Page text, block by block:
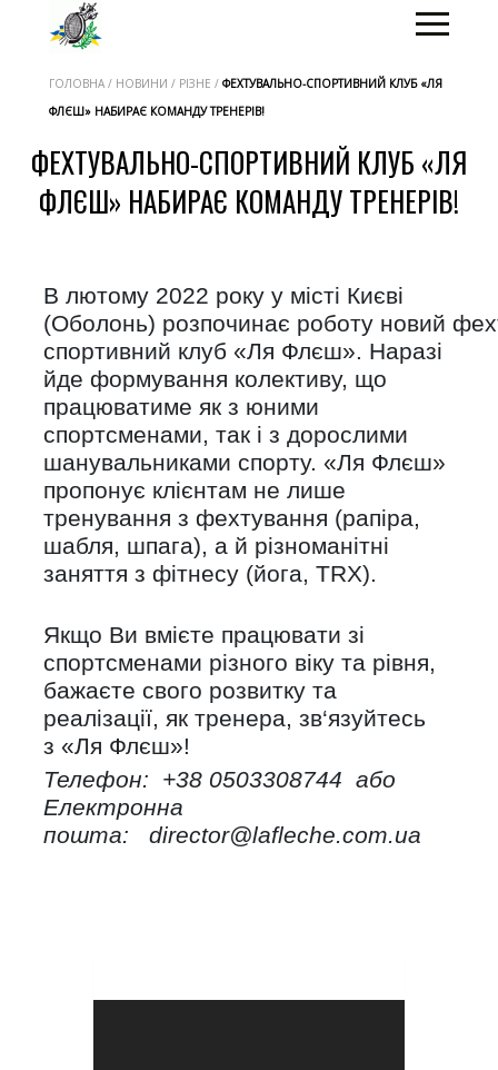
ГОЛОВНА / НОВИНИ / РІЗНЕ / ФЕХТУВАЛЬНО-СПОРТИВНИЙ КЛУБ «ЛЯ
ФЛЄШ» НАБИРАЄ КОМАНДУ ТРЕНЕРІВ!
ФЕХТУВАЛЬНО-СПОРТИВНИЙ КЛУБ «ЛЯ
ФЛЄШ» НАБИРАЄ КОМАНДУ ТРЕНЕРІВ!
В лютому 2022 року у місті Києві
(Оболонь) розпочинає роботу новий
спортивний клуб «Ля Флєш». Наразі
йде формування колективу, що
працюватиме як з юними
спортсменами, так і з дорослими
шанувальниками спорту. «Ля Флєш»
пропонує клієнтам не лише
тренування з фехтування (рапіра,
шабля, шпага), а й різноманітні
заняття з фітнесу (йога, TRX).
Якщо Ви вмієте працювати зі
спортсменами різного віку та рівня,
бажаєте свого розвитку та
реалізації, як тренера, зв‘язуйтесь
з «Ля Флєш»!
Телефон: +38 0503308744 або
Електронна
пошта: director@lafleche.com.ua